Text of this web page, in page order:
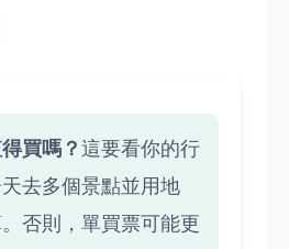
買嗎？這要看你的行
去多個景點並用地
否則，單買票可能更